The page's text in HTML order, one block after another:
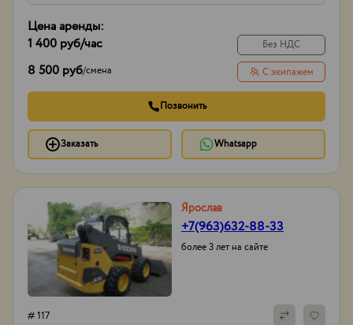
Цена аренды:
1 400 руб/час
8 500 руб/смена
Без НДС
С экипажем
Позвонить
Заказать Whatsapp
Ярослав
+7(963)632-88-33
более 3 лет на сайте
# 117